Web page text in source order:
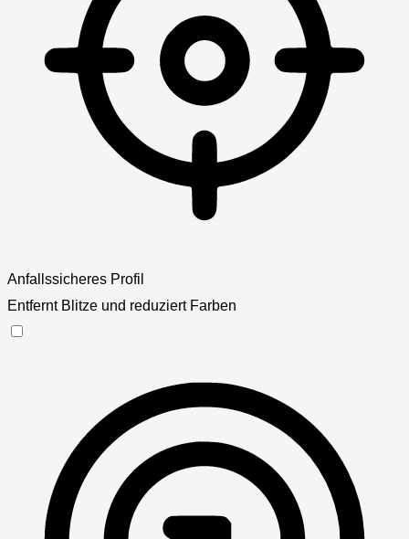
Anfallssicheres Profil
Entfernt Blitze und reduziert Farben